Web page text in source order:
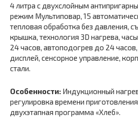
4 литра с двухслойным
режим Мультиповар, 15
тепловая обработка без давления,
крышка, технология 3D нагрева,
24 часов, автоподогрев до 24
дисплей, сенсорное управление,
стали.
Особенности: Индукционный
регулировка времени
двухэтапная программа «Хлеб».